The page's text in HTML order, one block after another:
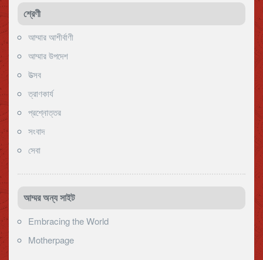
শ্রেণী
আম্মার আশীর্বাণী
আম্মার উপদেশ
উত্সব
ত্রাণকার্য
প্রশ্নোত্তর
সংবাদ
সেবা
আম্মর অন্য সাইট
Embracing the World
Motherpage